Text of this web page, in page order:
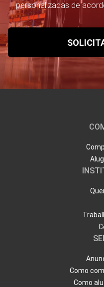
personalizadas de
Como
Como